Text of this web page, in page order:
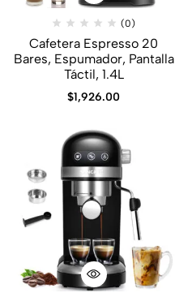
(0)
Cafetera Espresso 20
Bares, Espumador, Pantalla
Táctil, 1.4L
$1,926.00